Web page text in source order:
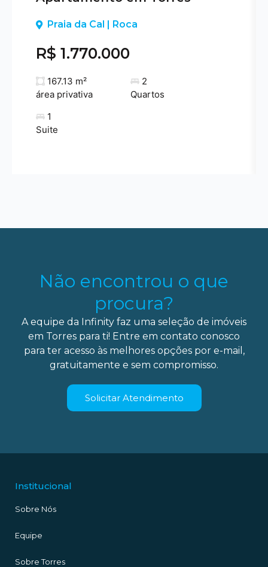
PreviousPraia da Cal | Roca
R$ 1.770.000
167.13 m²
área privativa
2
Quartos
1
Suite
Não encontrou o que
procura?
A equipe da Infinity faz uma seleção de imóveis
em Torres para ti! Entre em contato conosco
para ter acesso às melhores opções por e-mail,
gratuitamente e sem compromisso.
Solicitar Atendimento
Institucional
Sobre Nós
Equipe
Sobre Torres